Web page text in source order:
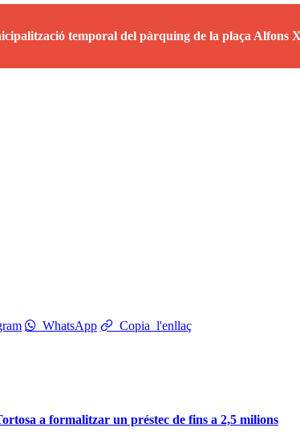
temporal del pàrquing de la plaça Alfons
WhatsApp Copia l'enllaç
a formalitzar un préstec de fins a 2,5 milions